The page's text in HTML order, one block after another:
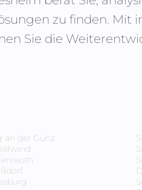
zu finden. Mit
Sie die
an der Günz